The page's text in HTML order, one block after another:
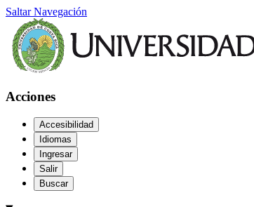
Saltar Navegación
Acciones
Accesibilidad
Idiomas
Ingresar
Salir
Buscar